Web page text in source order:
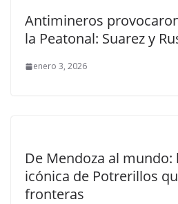
Antimineros
la Peatonal: Suarez y
enero 3, 2026
De Mendoza al mundo:
icónica de Potrerillos
fronteras